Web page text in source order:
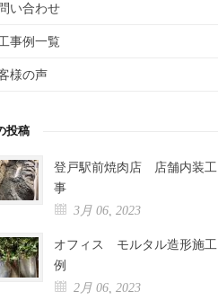
い合わせ
事例一覧
様の声
投稿
登戸駅前焼肉店 店舗内装工
事
3月 06, 2023
オフィス モルタル造形施工
例
2月 06, 2023